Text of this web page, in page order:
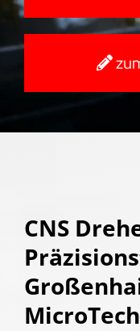
CNS
MicroTech